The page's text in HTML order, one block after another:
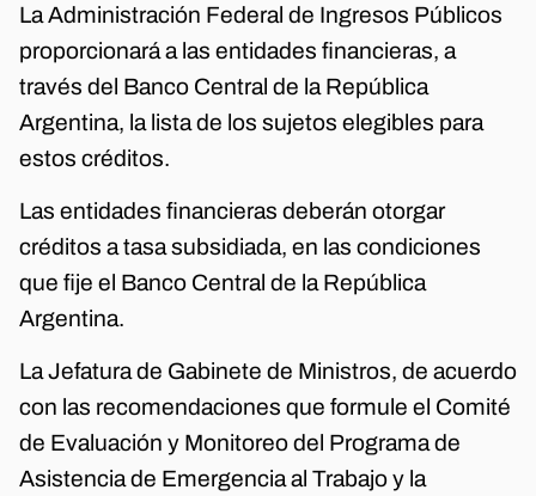
La Administración Federal de Ingresos Públicos
proporcionará a las entidades financieras, a
través del Banco Central de la República
Argentina, la lista de los sujetos elegibles para
estos créditos.
Las entidades financieras deberán otorgar
créditos a tasa subsidiada, en las condiciones
que fije el Banco Central de la República
Argentina.
La Jefatura de Gabinete de Ministros, de acuerdo
con las recomendaciones que formule el Comité
de Evaluación y Monitoreo del Programa de
Asistencia de Emergencia al Trabajo y la